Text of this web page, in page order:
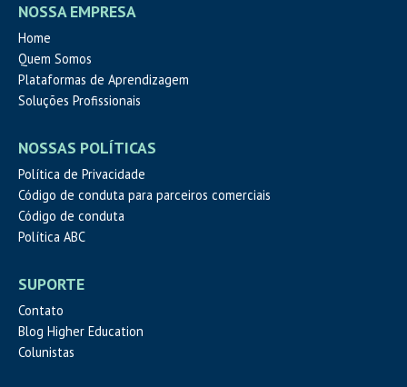
NOSSA EMPRESA
Home
Quem Somos
Plataformas de Aprendizagem
Soluções Profissionais
NOSSAS POLÍTICAS
Política de Privacidade
Código de conduta para parceiros comerciais
Código de conduta
Política ABC
SUPORTE
Contato
Blog Higher Education
Colunistas